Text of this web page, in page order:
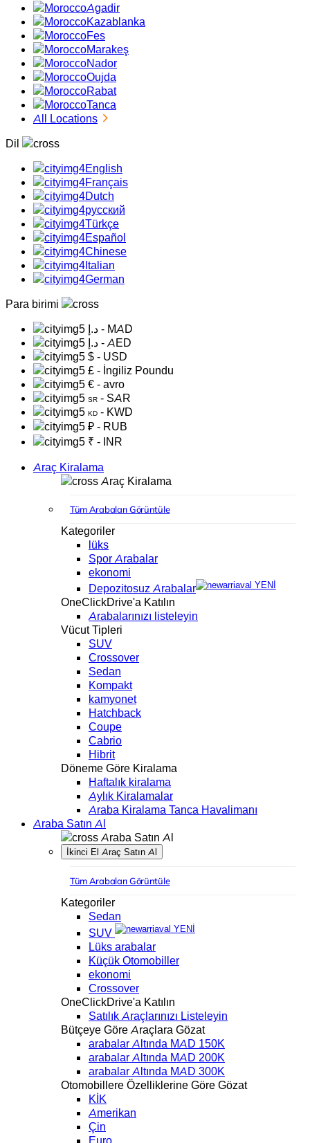
Agadir
Kazablanka
Fes
Marakeş
Nador
Oujda
Rabat
Tanca
All Locations
Dil
English
Français
Dutch
русский
Türkçe
Español
Chinese
Italian
German
Para birimi
د.إ - MAD
د.إ - AED
$ - USD
£ - İngiliz Poundu
€ - avro
SR - SAR
KD - KWD
₽ - RUB
₹ - INR
Araç Kiralama
Araç Kiralama
Tüm Arabaları Görüntüle
Kategoriler
lüks
Spor Arabalar
ekonomi
Depozitosuz Arabalar
YENİ
OneClickDrive'a Katılın
Arabalarınızı listeleyin
Vücut Tipleri
SUV
Crossover
Sedan
Kompakt
kamyonet
Hatchback
Coupe
Cabrio
Hibrit
Döneme Göre Kiralama
Haftalık kiralama
Aylık Kiralamalar
Araba Kiralama Tanca Havalimanı
Araba Satın Al
Araba Satın Al
İkinci El Araç Satın Al
Tüm Arabaları Görüntüle
Kategoriler
Sedan
SUV
YENİ
Lüks arabalar
Küçük Otomobiller
ekonomi
Crossover
OneClickDrive'a Katılın
Satılık Araçlarınızı Listeleyin
Bütçeye Göre Araçlara Gözat
arabalar Altında MAD 150K
arabalar Altında MAD 200K
arabalar Altında MAD 300K
Otomobillere Özelliklerine Göre Gözat
KİK
Amerikan
Çin
Euro